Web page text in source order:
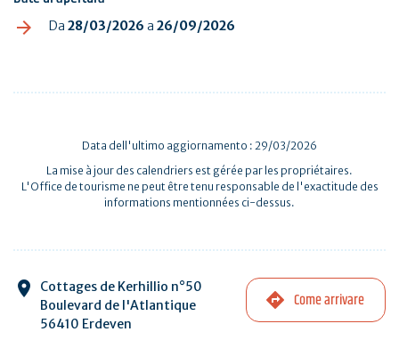
Da 28/03/2026 a 26/09/2026
Data dell'ultimo aggiornamento : 29/03/2026
La mise à jour des calendriers est gérée par les propriétaires.
L'Office de tourisme ne peut être tenu responsable de l'exactitude des
informations mentionnées ci-dessus.
Cottages de Kerhillio n°50
Boulevard de l'Atlantique
56410 Erdeven
Come arrivare